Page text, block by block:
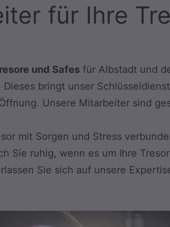
für Ihre
und Safes für Albstadt und
bringt unser
Unsere Mitarbeiter sind
mit Sorgen und Stress
Sie ruhig, wenn es um Ihre
Sie sich auf unsere